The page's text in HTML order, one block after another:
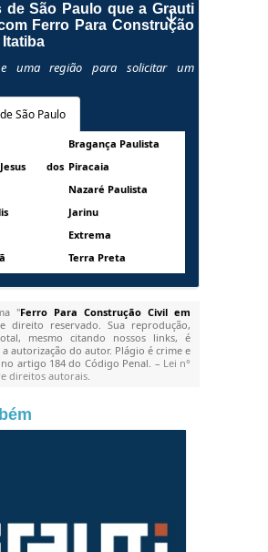
de São Paulo que a Grauti
Ferro Para Construção
uma região para solicitar um
São Paulo
Bragança Paulista
dos Piracaia
Nazaré Paulista
Jarinu
Extrema
Terra Preta
"Ferro Para Construção Civil em
direito reservado. Sua reprodução,
mesmo citando nossos links, é
autorização do autor. Plágio é crime e
artigo 184 do Código Penal. – Lei n°
direitos autorais.